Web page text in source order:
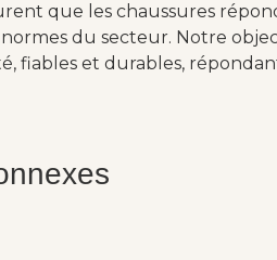
que les chaussures
du secteur. Notre
fiables et durables,